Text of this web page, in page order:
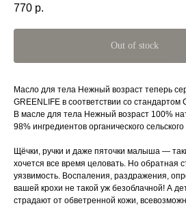
770 р.
Out of stock
Масло для тела Нежный возраст теперь
GREENLIFE в соответствии со стандартом
В масле для тела Нежный возраст 100%
98% ингредиентов органического
Щёчки, ручки и даже пяточки малыша —
хочется все время целовать. Но обратная
уязвимость. Воспаления, раздражения,
вашей крохи не такой уж безоблачной! А
страдают от обветренной кожи,